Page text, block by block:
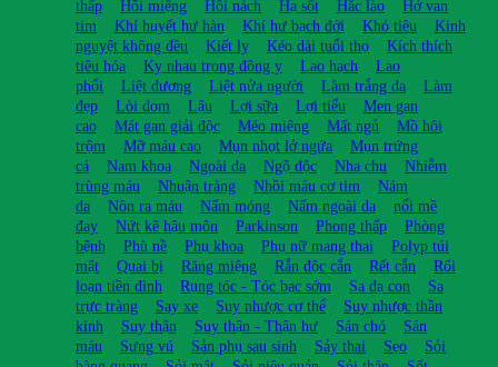
thấp
Hôi miệng Hôi nách Hạ sốt Hắc lào
Hở van
tim
Khí huyết hư hàn Khí hư bạch đới Khó tiêu
Kinh
nguyệt không đều
Kiết lỵ Kéo dài tuổi thọ
Kích thích
tiêu hóa
Kỵ nhau trong đông y Lao hạch
Lao
phổi
Liệt dương Liệt nửa người Làm trắng da
Làm
đẹp
Lòi dom Lậu Lợi sữa Lợi tiểu
Men gan
cao
Mát gan giải độc Méo miệng Mất ngủ
Mồ hôi
trộm
Mỡ máu cao Mụn nhọt lở ngứa
Mụn trứng
cá
Nam khoa Ngoài da Ngộ độc Nha chu
Nhiễm
trùng máu
Nhuận tràng Nhồi máu cơ tim
Nám
da
Nôn ra máu Nấm móng Nấm ngoài da
nổi mề
đay
Nứt kẽ hậu môn Parkinson Phong thấp
Phòng
bệnh
Phù nề Phụ khoa Phụ nữ mang thai
Polyp túi
mật
Quai bị Răng miệng Rắn độc cắn Rết cắn
Rối
loạn tiền đình
Rụng tóc - Tóc bạc sớm Sa dạ con
Sa
trực tràng
Say xe Suy nhược cơ thể
Suy nhược thần
kinh
Suy thận Suy thận - Thận hư Sán chó
Sán
máu
Sưng vú Sản phụ sau sinh Sảy thai Sẹo
Sỏi